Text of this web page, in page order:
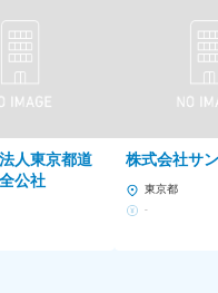
人東京都道
公社
株式会社サ
東京都
-